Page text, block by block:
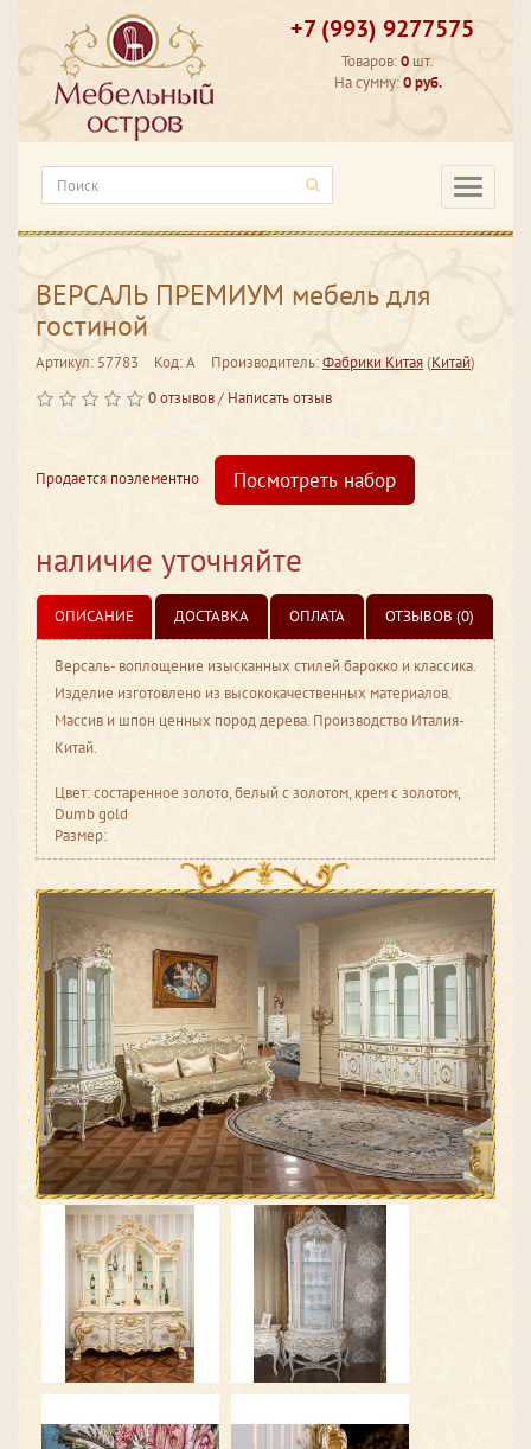
+7 (993) 9277575
Товаров:0 шт.
На сумму:0 руб.
ВЕРСАЛЬ ПРЕМИУМ мебель для
гостиной
Артикул: 57783 Код: A Производитель:Фабрики Китая(Китай)
0 отзывов/ Написать отзыв
Продается поэлементно Посмотреть набор
наличие уточняйте
ОПИСАНИЕ ДОСТАВКА ОПЛАТА ОТЗЫВОВ (0)
Версаль- воплощение изысканных стилей барокко и классика.
Изделие изготовлено из высококачественных материалов.
Массив и шпон ценных пород дерева. Производство Италия-
Китай.
Цвет: состаренное золото, белый с золотом, крем с золотом,
Dumb gold
Размер: